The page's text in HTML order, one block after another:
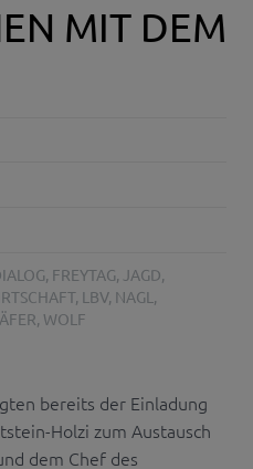
MIT DEM
, FREYTAG, JAGD,
, LBV, NAGL ,
, WOLF
bereits der Einladung
Holzi zum Austausch
dem Chef des